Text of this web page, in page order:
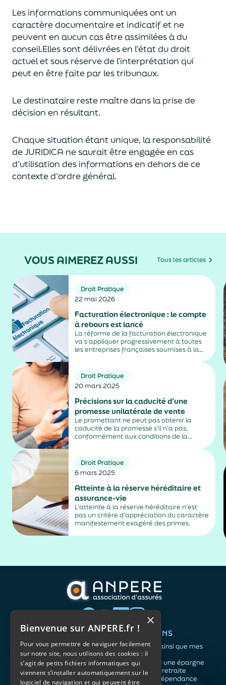
Les informations communiquées ont un
caractère documentaire et indicatif et ne
peuvent en aucun cas être assimilées à du
conseil.Elles sont délivrées en l’état du droit
actuel et sous réserve de l’interprétation qui
peut en être faite par les tribunaux.
Le destinataire reste maître dans la prise de
décision en résultant.
Chaque situation étant unique, la responsabilité
de JURIDICA ne saurait être engagée en cas
d’utilisation des informations en dehors de ce
contexte d’ordre général.
VOUS AIMEREZ AUSSI Tous les articles
Droit Pratique
22 mai 2026
Facturation électronique : le compte
à rebours est lancé
La réforme de la facturation électronique
va s’appliquer progressivement à toutes
les entreprises françaises soumises à la
2026 puis une montée en charge en 2027,
selon la nature de leur activité. Un
calendrier qui...
Droit Pratique
20 mars 2025
Précisions sur la caducité d’une
promesse unilatérale de vente
Le promettant ne peut pas obtenir la
caducité de la promesse s’il n’a pas,
conformément aux conditions de la
Droit Pratique
6 mars 2025
Atteinte à la réserve héréditaire et
assurance-vie
L’atteinte à la réserve héréditaire n’est
pas un critère d’appréciation du caractère
manifestement exagéré des primes.
QUI SOMMES-NOUS ?
L'association
Notre organisation
L’équipe
Les atouts du contrat
associatif
VOS BESOINS
Me protéger ainsi que mes
proches
Me constituer une épargne
Préparer ma retraite
Anticiper la dépendance
×
Bienvenue sur ANPERE.fr !
Pour vous permettre de naviguer facilement
sur notre site, nous utilisons des cookies : il
s’agit de petits fichiers informatiques qui
viennent s’installer automatiquement sur le
logiciel de navigation et qui peuvent être